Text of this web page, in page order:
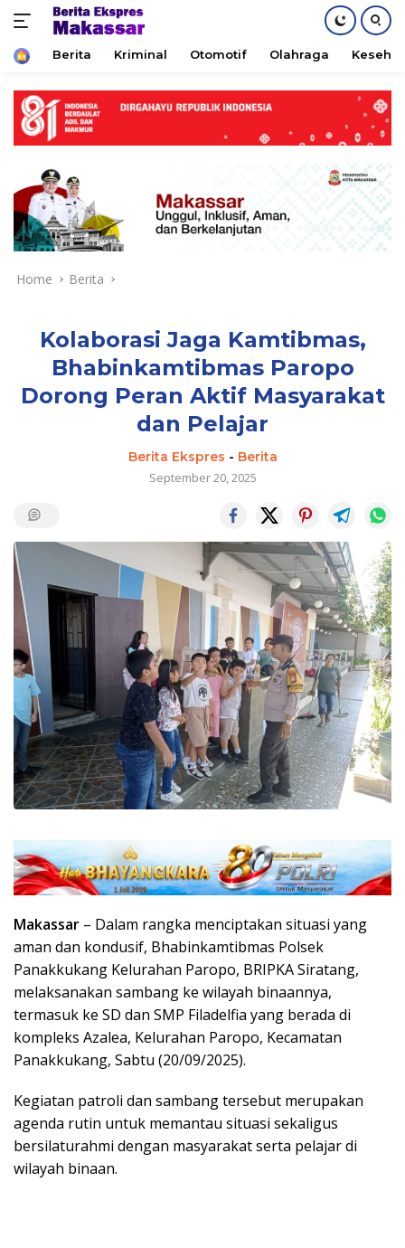
content
HomeBerita Kriminal Otomotif Olahraga
Home Berita
Kolaborasi Jaga Kamtibmas,
Bhabinkamtibmas Paropo
Dorong Peran Aktif Masyarakat
dan Pelajar
Berita Ekspres - Berita
September 20, 2025
Makassar – Dalam rangka menciptakan situasi yang
aman dan kondusif, Bhabinkamtibmas Polsek
Panakkukang Kelurahan Paropo, BRIPKA Siratang,
melaksanakan sambang ke wilayah binaannya,
termasuk ke SD dan SMP Filadelfia yang berada di
kompleks Azalea, Kelurahan Paropo, Kecamatan
Panakkukang, Sabtu (20/09/2025).
Kegiatan patroli dan sambang tersebut merupakan
agenda rutin untuk memantau situasi sekaligus
bersilaturahmi dengan masyarakat serta pelajar di
wilayah binaan.